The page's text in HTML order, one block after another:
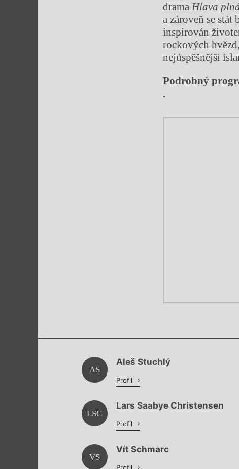
drama Hlava
a zároveň se
inspirován
rockových
nejúspěšnější
Podrobný
.
AS
Aleš Stuchlý
Profil
LSC
Lars Saabye Christensen
Profil
VS
Vít Schmarc
Profil